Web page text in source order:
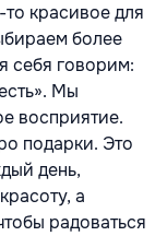
то красивое для
более
себя говорим:
Мы
восприятие.
подарки. Это
день,
а
радоваться